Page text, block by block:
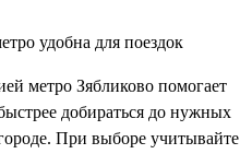
удобна для поездок
метро Зябликово помогает
добираться до нужных
При выборе учитывайте